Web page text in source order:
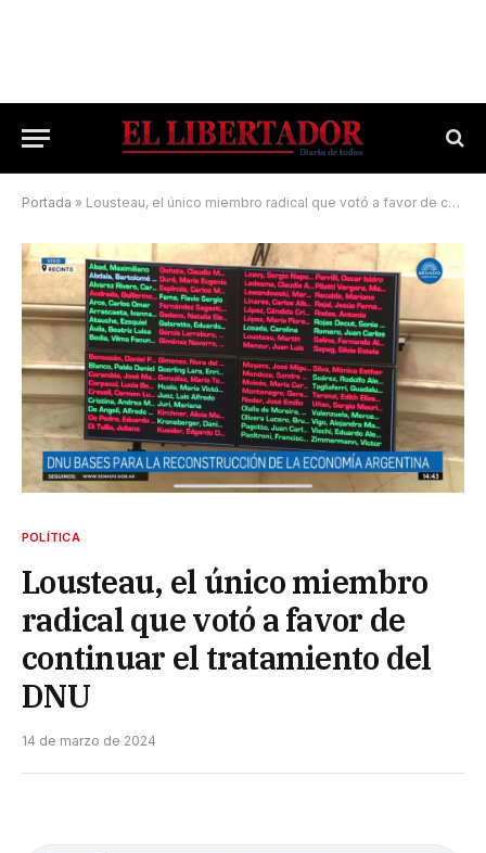
Portada » Lousteau, el único miembro radical que votó a favor de continuar el tratamiento del DNU
POLÍTICA
Lousteau, el único miembro
radical que votó a favor de
continuar el tratamiento del
DNU
14 de marzo de 2024